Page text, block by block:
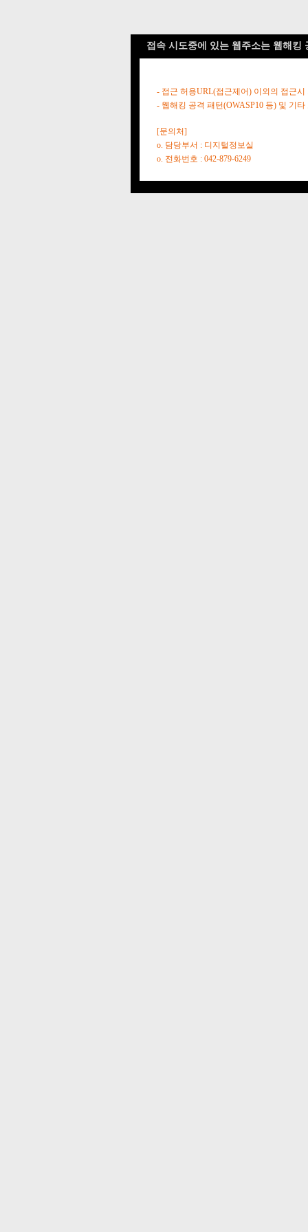
접속 시도중에 있는 웹주소는 웹해킹
- 접근 허용URL(접근제어) 이외의 접근시
- 웹해킹 공격 패턴(OWASP10 등) 및 기
[문의처]
o. 담당부서 : 디지털정보실
o. 전화번호 : 042-879-6249